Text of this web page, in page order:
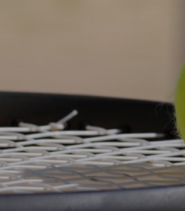
Affaires sensibles